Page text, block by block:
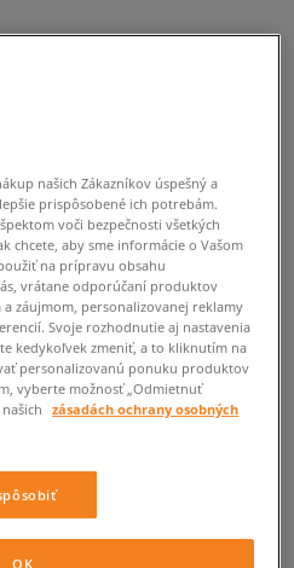
od nás oznámenie.
KAMENNÝCH PREDAJNIACH
našich Zákazníkov úspešný a
prispôsobené ich potrebám.
voči bezpečnosti všetkých
chcete, aby sme informácie o Vašom
na prípravu obsahu
vrátane odporúčaní produktov
záujmom, personalizovanej reklamy
Svoje rozhodnutie aj nastavenia
kedykoľvek zmeniť, a to kliknutím na
personalizovanú ponuku produktov
vyberte možnosť „Odmietnuť
zásadách ochrany osobných
OK